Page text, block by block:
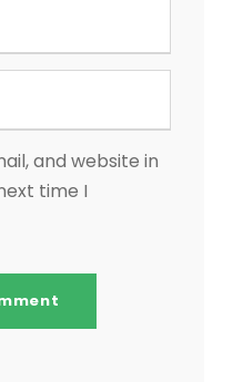
and website in
time I